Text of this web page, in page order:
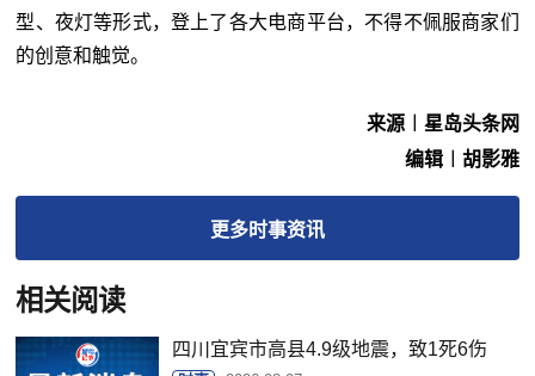
型、夜灯等形式，登上了各大电商平台，不得不佩服商家们
的创意和触觉。
来源︱星岛头条网
编辑︱胡影雅
更多时事资讯
相关阅读
四川宜宾市高县4.9级地震，致1死6伤